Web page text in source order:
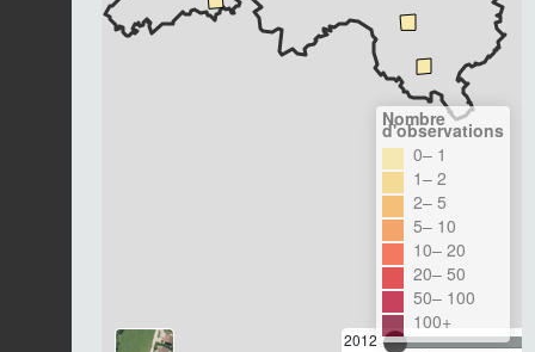
2012
Nombre
d'observations
0– 1
1– 2
2– 5
5– 10
10– 20
20– 50
50– 100
100+